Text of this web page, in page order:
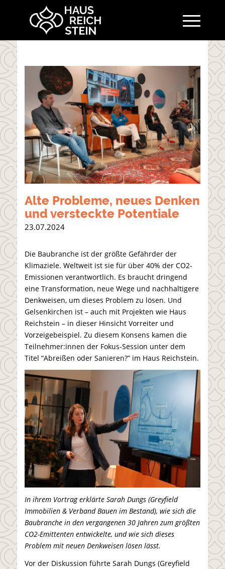
Alte Probleme, neues Denken
und versteckte Potentiale
23.07.2024
Die Baubranche ist der größte Gefährder der
Klimaziele. Weltweit ist sie für über 40% der CO2-
Emissionen verantwortlich. Es braucht dringend
eine Transformation, neue Wege und nachhaltigere
Denkweisen, um dieses Problem zu lösen. Und
Gelsenkirchen ist – auch mit Projekten wie Haus
Reichstein – in dieser Hinsicht Vorreiter und
Vorzeigebeispiel. Zu diesem Konsens kamen die
Teilnehmer:innen der Fokus-Session unter dem
Titel “Abreißen oder Sanieren?” im Haus Reichstein.
In ihrem Vortrag erklärte Sarah Dungs (Greyfield
Immobilien & Verband Bauen im Bestand), wie sich die
Baubranche in den vergangenen 30 Jahren zum größten
CO2-Emittenten entwickelte, und wie sich dieses
Problem mit neuen Denkweisen lösen lässt.
Vor der Diskussion führte Sarah Dungs (Greyfield